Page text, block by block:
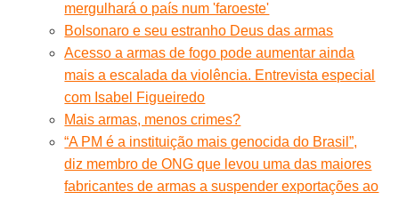
mergulhará o país num 'faroeste'
Bolsonaro e seu estranho Deus das armas
Acesso a armas de fogo pode aumentar ainda
mais a escalada da violência. Entrevista especial
com Isabel Figueiredo
Mais armas, menos crimes?
“A PM é a instituição mais genocida do Brasil”,
diz membro de ONG que levou uma das maiores
fabricantes de armas a suspender exportações ao